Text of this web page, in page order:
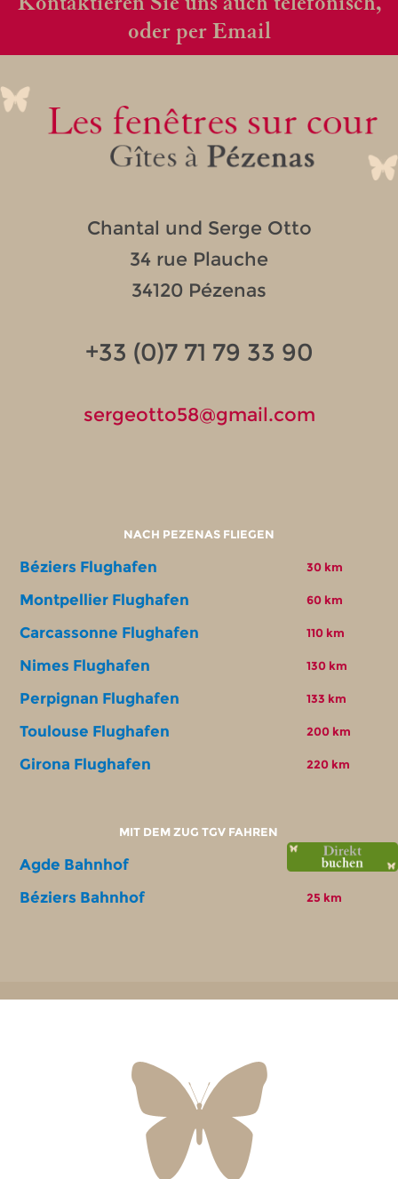
oder per Email
Chantal und Serge Otto
34 rue Plauche
34120 Pézenas
+33 (0)7 71 79 33 90
sergeotto58@gmail.com
NACH PEZENAS FLIEGEN
Béziers Flughafen 30 km
Montpellier Flughafen 60 km
Carcassonne Flughafen 110 km
Nimes Flughafen 130 km
Perpignan Flughafen 133 km
Toulouse Flughafen 200 km
Girona Flughafen 220 km
MIT DEM ZUG TGV FAHREN
Agde Bahnhof 20 km
Béziers Bahnhof 25 km